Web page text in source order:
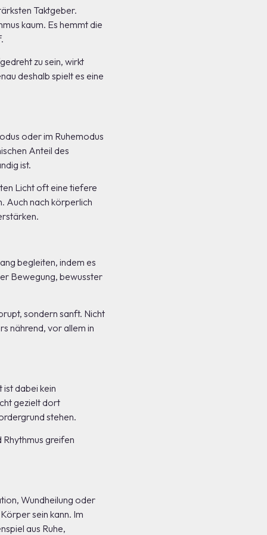
Taktgeber.
kaum. Es hemmt die
zu sein, wirkt
deshalb spielt es eine
oder im Ruhemodus
Anteil des
ist.
Licht oft eine tiefere
Auch nach körperlich
begleiten, indem es
Bewegung, bewusster
sondern sanft. Nicht
nährend, vor allem in
ist dabei kein
gezielt dort
stehen.
greifen
Wundheilung oder
sein kann. Im
aus Ruhe,